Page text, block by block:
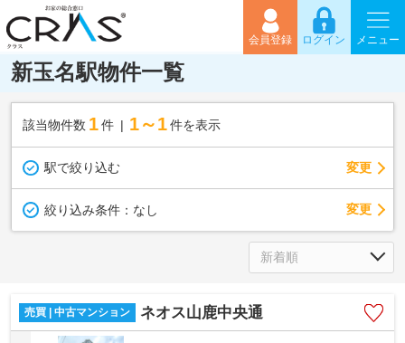
会員登録 ログイン メニュー
新玉名駅物件一覧
該当物件数 1件 1～1 件を表示
駅で絞り込む 変更
絞り込み条件： なし 変更
売買 | 中古マンション ネオス山鹿中央通